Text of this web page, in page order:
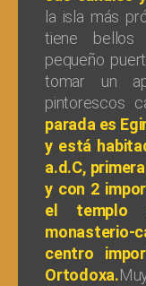
la isla más
tiene bellos
pequeño
tomar un
pintorescos
parada es
y está
a.d.C,
y con 2
el templo
centro
Ortodoxa.